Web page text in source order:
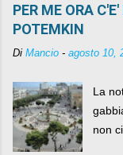
PER ME ORA
POTEMKIN
Di Mancio - agosto 10,
La
non